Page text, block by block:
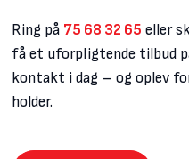
Ring på 75 68 32 65 eller
få et uforpligtende tilbud
kontakt i dag – og oplev
holder.